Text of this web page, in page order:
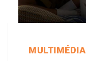
MULTIMÉDIA